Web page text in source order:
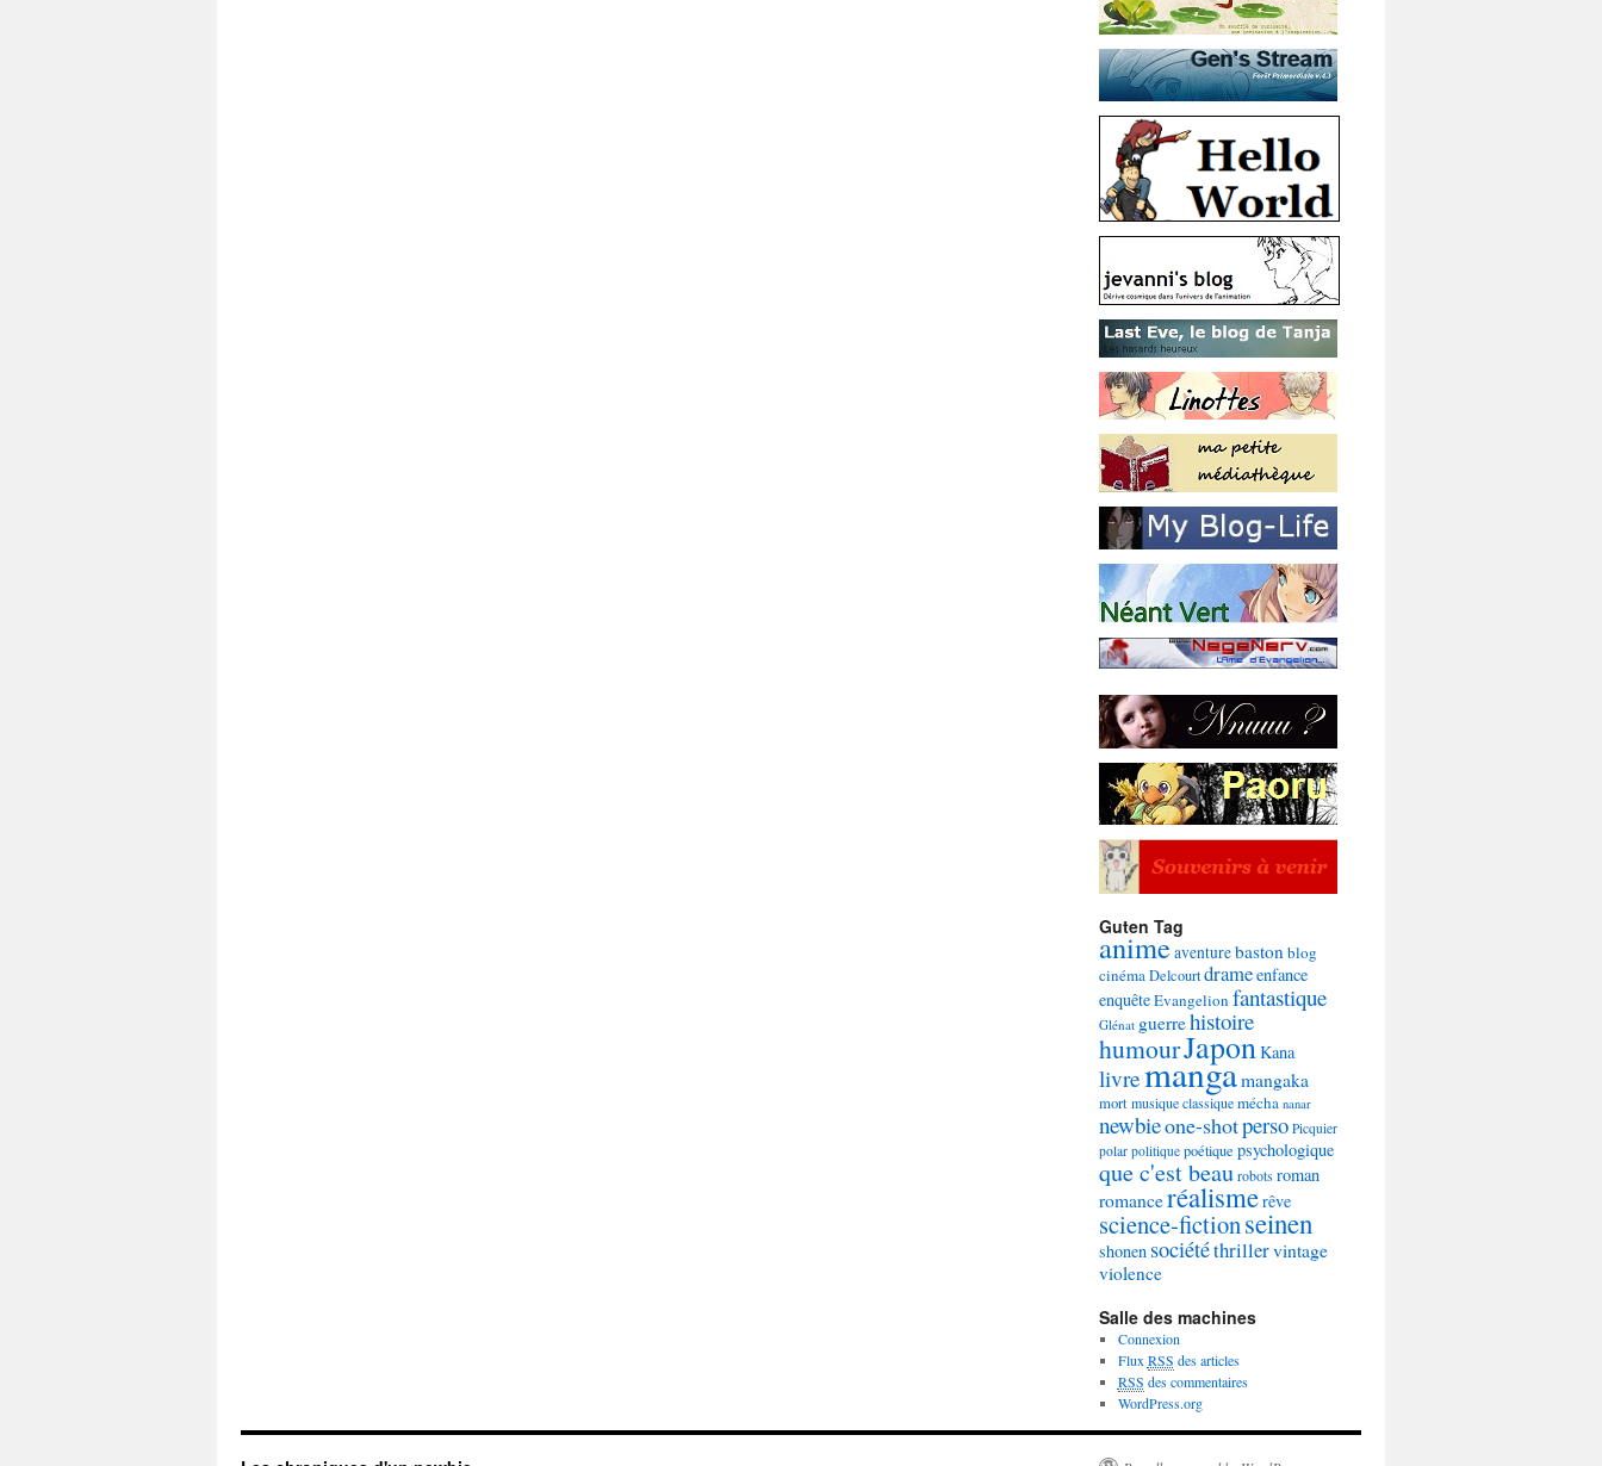
Guten Tag
animeaventurebaston blog
cinémaDelcourtdrameenfance
enquêteEvangelion fantastique
Glénat guerrehistoire
humourJapon Kana
livremangamangaka
mortmusique classiquemécha nanar
newbieone-shotperso Picquier
polar politique poétique psychologique
que c'est beaurobotsroman
romanceréalismerêve
science-fictionseinen
shonen sociététhrillervintage
violence
Salle des machines
Connexion
Flux RSS des articles
RSS des commentaires
WordPress.org